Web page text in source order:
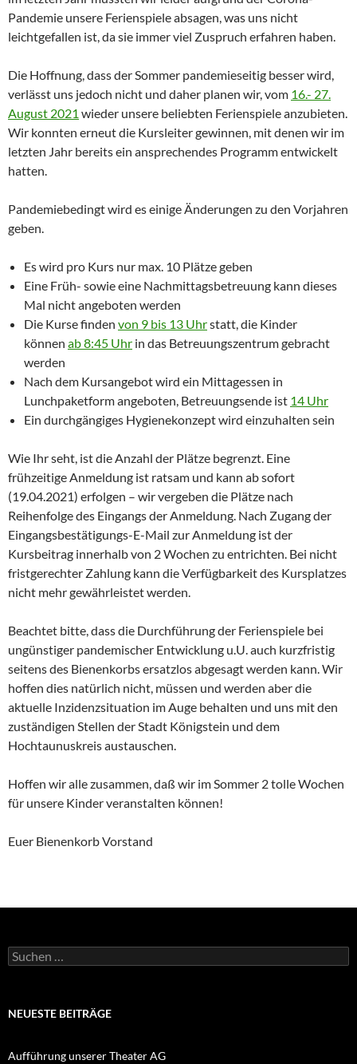
Pandemie unsere Ferienspiele absagen, was uns nicht
leichtgefallen ist, da sie immer viel Zuspruch erfahren haben.
Die Hoffnung, dass der Sommer pandemieseitig besser wird,
verlässt uns jedoch nicht und daher planen wir, vom 16.- 27.
August 2021 wieder unsere beliebten Ferienspiele anzubieten.
Wir konnten erneut die Kursleiter gewinnen, mit denen wir im
letzten Jahr bereits ein ansprechendes Programm entwickelt
hatten.
Pandemiebedingt wird es einige Änderungen zu den Vorjahren
geben.
Es wird pro Kurs nur max. 10 Plätze geben
Eine Früh- sowie eine Nachmittagsbetreuung kann dieses
Mal nicht angeboten werden
Die Kurse finden von 9 bis 13 Uhrstatt, die Kinder
können ab 8:45 Uhr in das Betreuungszentrum gebracht
werden
Nach dem Kursangebot wird ein Mittagessen in
Lunchpaketform angeboten, Betreuungsende ist 14 Uhr
Ein durchgängiges Hygienekonzept wird einzuhalten sein
Wie Ihr seht, ist die Anzahl der Plätze begrenzt. Eine
frühzeitige Anmeldung ist ratsam und kann ab sofort
(19.04.2021) erfolgen – wir vergeben die Plätze nach
Reihenfolge des Eingangs der Anmeldung. Nach Zugang der
Eingangsbestätigungs-E-Mail zur Anmeldung ist der
Kursbeitrag innerhalb von 2 Wochen zu entrichten. Bei nicht
fristgerechter Zahlung kann die Verfügbarkeit des Kursplatzes
nicht mehr gewährleistet werden.
Beachtet bitte, dass die Durchführung der Ferienspiele bei
ungünstiger pandemischer Entwicklung u.U. auch kurzfristig
seitens des Bienenkorbs ersatzlos abgesagt werden kann. Wir
hoffen dies natürlich nicht, müssen und werden aber die
aktuelle Inzidenzsituation im Auge behalten und uns mit den
zuständigen Stellen der Stadt Königstein und dem
Hochtaunuskreis austauschen.
Hoffen wir alle zusammen, daß wir im Sommer 2 tolle Wochen
für unsere Kinder veranstalten können!
Euer Bienenkorb Vorstand
Suchen
nach:
NEUESTE BEITRÄGE
Aufführung unserer Theater AG